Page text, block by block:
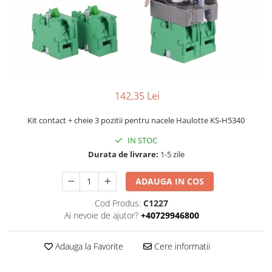
Diverse piese transmisie
Piese ambreiaj
Planetare
Cruce cardan
Roti non-marking
Janta
Anvelope
Piese motor Yanmar
Piese Fiat
Piese Snorkel
Piese Dana Spicer
Piese Yale
142,35 Lei
Kit contact + cheie 3 pozitii pentru nacele Haulotte KS-H5340
IN STOC
Durata de livrare: 1-5 zile
ADAUGA IN COS
Cod Produs: C1227
Ai nevoie de ajutor? +40729946800
Adauga la Favorite Cere informatii